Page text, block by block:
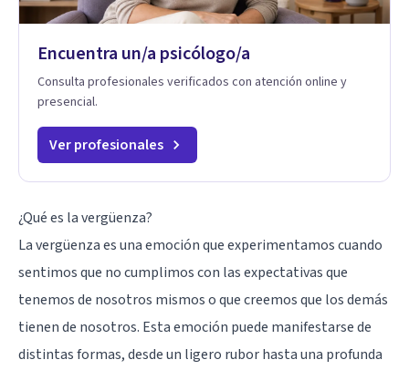
Encuentra un/a psicólogo/a
Consulta profesionales verificados con atención online y
presencial.
Ver profesionales
¿Qué es la vergüenza?
La vergüenza es una emoción que experimentamos cuando
sentimos que no cumplimos con las expectativas que
tenemos de nosotros mismos o que creemos que los demás
tienen de nosotros. Esta emoción puede manifestarse de
distintas formas, desde un ligero rubor hasta una profunda